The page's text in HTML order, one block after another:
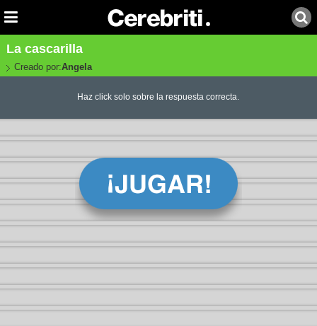
La cascarilla
Creado por:Angela
Haz click solo sobre la respuesta correcta.